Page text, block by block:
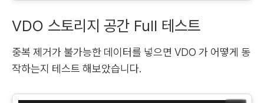
VDO 스토리지 공간 Full 테스트
중복 제거가 불가능한 데이터를 넣으면 VDO 가 어떻게 동
작하는지 테스트 해보았습니다.